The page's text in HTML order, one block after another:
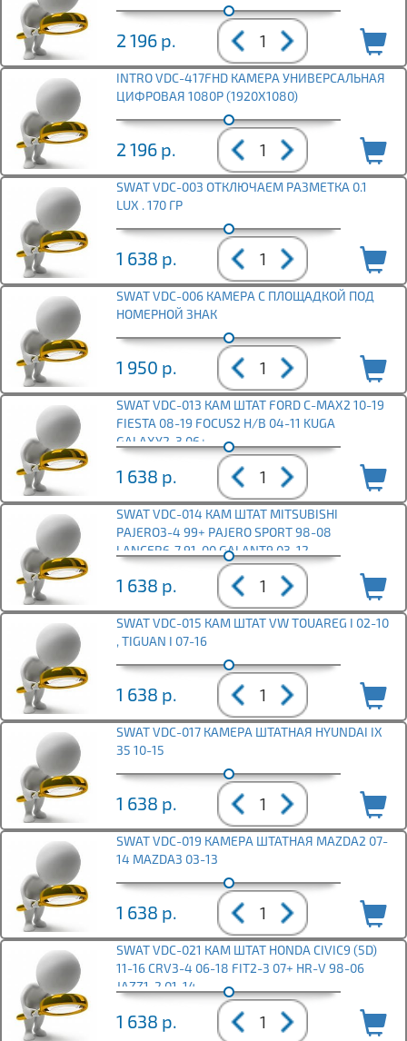
2 196 р.
INTRO VDC-417FHD КАМЕРА УНИВЕРСАЛЬНАЯ
ЦИФРОВАЯ 1080Р (1920Х1080)
2 196 р.
SWAT VDC-003 ОТКЛЮЧАЕМ РАЗМЕТКА 0.1
LUX . 170 ГР
1 638 р.
SWAT VDC-006 КАМЕРА С ПЛОЩАДКОЙ ПОД
НОМЕРНОЙ ЗНАК
1 950 р.
SWAT VDC-013 КАМ ШТАТ FORD C-MAX2 10-19
FIESTA 08-19 FOCUS2 H/B 04-11 KUGA
GALAXY2-3 06+
1 638 р.
SWAT VDC-014 КАМ ШТАТ MITSUBISHI
PAJERO3-4 99+ PAJERO SPORT 98-08
LANCER6-7 91-00 GALANT9 03-12
1 638 р.
SWAT VDC-015 КАМ ШТАТ VW TOUAREG I 02-10
, TIGUAN I 07-16
1 638 р.
SWAT VDC-017 КАМЕРА ШТАТНАЯ HYUNDAI IX
35 10-15
1 638 р.
SWAT VDC-019 КАМЕРА ШТАТНАЯ MAZDA2 07-
14 MAZDA3 03-13
1 638 р.
SWAT VDC-021 КАМ ШТАТ HONDA CIVIC9 (5D)
11-16 CRV3-4 06-18 FIT2-3 07+ HR-V 98-06
JAZZ1-2 01-14
1 638 р.